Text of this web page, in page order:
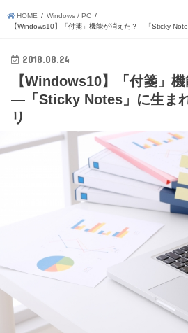
HOME
Windows / PC
【Windows10】「付箋」機能が消えた？―「Sticky
2018.08.24
【Windows10】「付箋」
―「Sticky Notes」に生ま
リ